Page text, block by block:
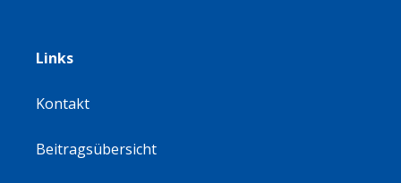
Links
Kontakt
Beitragsübersicht